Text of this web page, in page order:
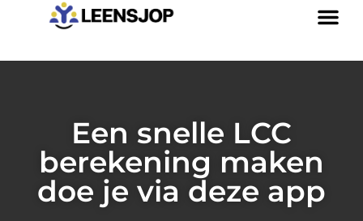
Een snelle LCC
berekening maken
doe je via deze app